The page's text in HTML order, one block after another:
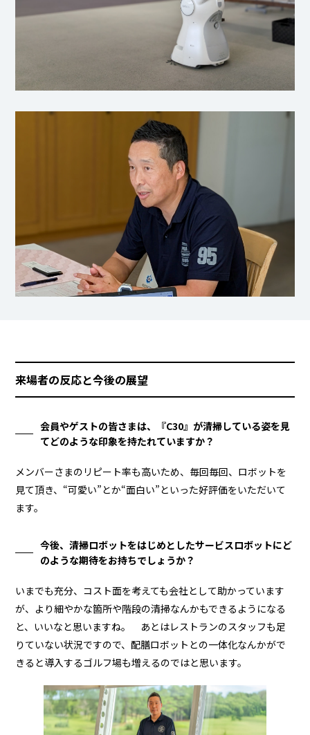
来場者の反応と今後の展望
会員やゲストの皆さまは、『C30』が清掃している姿を見
てどのような印象を持たれていますか？
メンバーさまのリピート率も高いため、毎回毎回、ロボットを
見て頂き、“可愛い”とか“面白い”といった好評価をいただいて
ます。
今後、清掃ロボットをはじめとしたサービスロボットにど
のような期待をお持ちでしょうか？
いまでも充分、コスト面を考えても会社として助かっています
が、より細やかな箇所や階段の清掃なんかもできるようになる
と、いいなと思いますね。 あとはレストランのスタッフも足
りていない状況ですので、配膳ロボットとの一体化なんかがで
きると導入するゴルフ場も増えるのではと思います。